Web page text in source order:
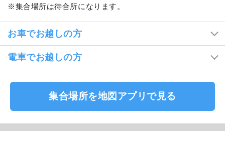
集合場所は待合所になります。
お車でお越しの方
電車でお越しの方
集合場所を地図アプリで見る